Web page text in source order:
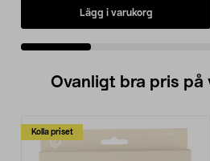
Lägg i varukorg
Ovanligt bra pris på
Kolla priset